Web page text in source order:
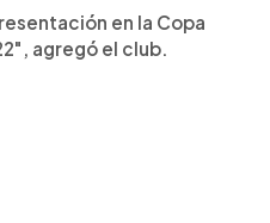
en la Copa
agregó el club.